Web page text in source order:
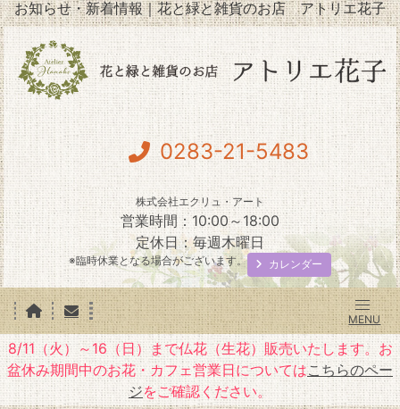
お知らせ・新着情報｜花と緑と雑貨のお店 アトリエ花子
0283-21-5483
株式会社エクリュ・アート
営業時間：10:00～18:00
定休日：毎週木曜日
※臨時休業となる場合がございます。 カレンダー
8/11（火）～16（日）まで仏花（生花）販売いたします。お
盆休み期間中のお花・カフェ営業日についてはこちらのペー
ジをご確認ください。